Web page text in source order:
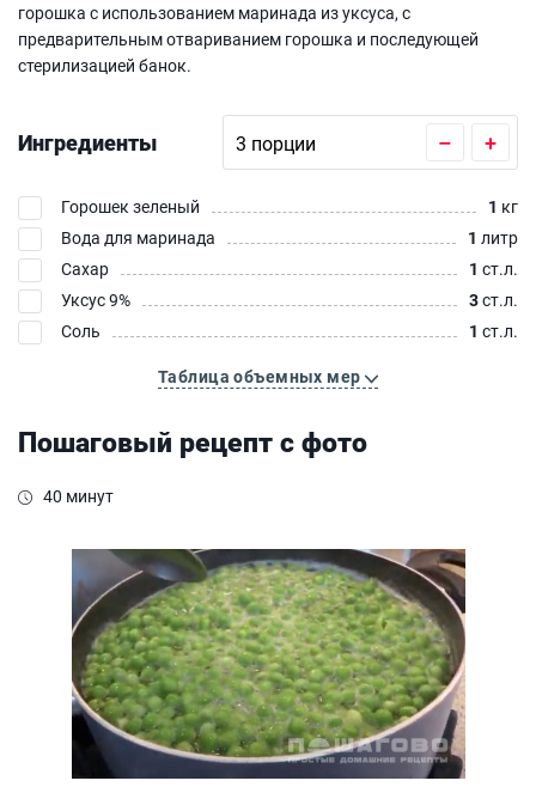
горошка с использованием маринада из уксуса, с
предварительным отвариванием горошка и последующей
стерилизацией банок.
Ингредиенты – +
Горошек зеленый 1 кг
Вода для маринада
1 литр
Сахар
1 ст.л.
Уксус 9%
3ст.л.
Соль
1 ст.л.
Таблица объемных мер
Пошаговый рецепт с фото
40 минут